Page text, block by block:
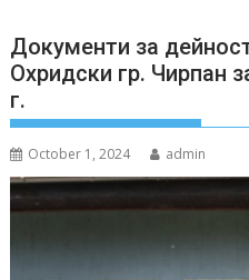
Документи за
Охридски гр. Чирпан
г.
October 1, 2024 admin